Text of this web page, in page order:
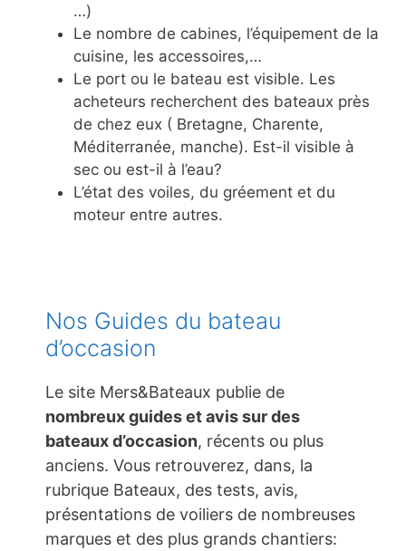
…)
Le nombre de cabines, l’équipement de la
cuisine, les accessoires,…
Le port ou le bateau est visible. Les
acheteurs recherchent des bateaux près
de chez eux ( Bretagne, Charente,
Méditerranée, manche). Est-il visible à
sec ou est-il à l’eau?
L’état des voiles, du gréement et du
moteur entre autres.
Nos Guides du bateau
d’occasion
Le site Mers&Bateaux publie de
nombreux guides et avis sur des
bateaux d’occasion, récents ou plus
anciens. Vous retrouverez, dans, la
rubrique Bateaux, des tests, avis,
présentations de voiliers de nombreuses
marques et des plus grands chantiers: